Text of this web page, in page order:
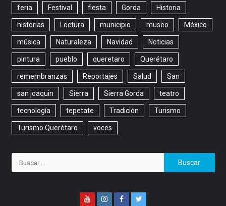
feria Festival fiesta Gorda Historia
historias Lectura municipio museo México
música Naturaleza Navidad Noticias
pintura pueblo queretaro Querétaro
remembranzas Reportajes Salud San
san joaquin Sierra Sierra Gorda teatro
tecnología tepetate Tradición Turismo
Turismo Querétaro voces